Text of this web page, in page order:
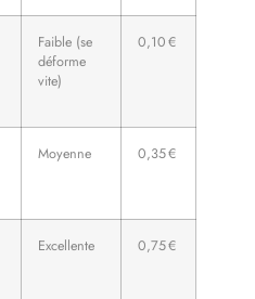
Faible (se
déforme
vite)
0,10 €
Moyenne 0,35 €
Excellente 0,75 €